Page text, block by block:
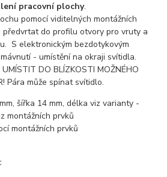
pracovní plochy.
pomocí viditelných montážních
předvrtat do profilu otvory pro vruty a
S elektronickým bezdotykovým
- umístění na okraji svítidla.
DO BLÍZKOSTI MOŽNÉHO
Pára může spínat svítidlo.
šířka 14 mm, délka viz varianty -
montážních prvků
montážních prvků